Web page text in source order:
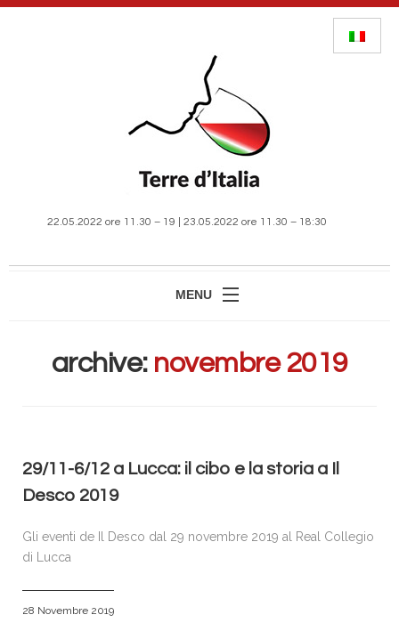
22.05.2022 ore 11.30 – 19 | 23.05.2022 ore 11.30 – 18:30
MENU
MANIFESTAZIONE
ACCREDITI E PRENOTAZIONI
SPONSOR & PARTNERS
NEWS
CONTATTI
archive: novembre 2019
29/11-6/12 a Lucca: il cibo e la storia a Il
Desco 2019
Gli eventi de Il Desco dal 29 novembre 2019 al Real Collegio
di Lucca
28 Novembre 2019